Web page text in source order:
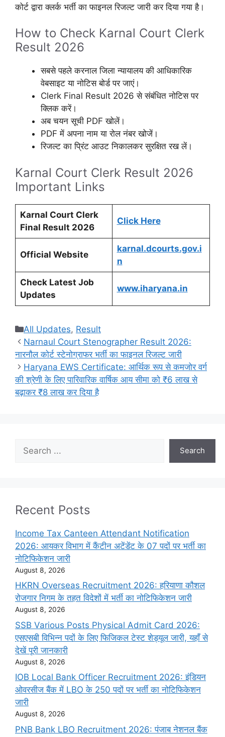
कोर्ट द्वारा क्लर्क भर्ती का फाइनल रिजल्ट जारी कर दिया गया है।
How to Check Karnal Court Clerk
Result 2026
सबसे पहले करनाल जिला न्यायालय की आधिकारिक
वेबसाइट या नोटिस बोर्ड पर जाएं।
Clerk Final Result 2026 से संबंधित नोटिस पर
क्लिक करें।
अब चयन सूची PDF खोलें।
PDF में अपना नाम या रोल नंबर खोजें।
रिजल्ट का प्रिंट आउट निकालकर सुरक्षित रख लें।
Karnal Court Clerk Result 2026
Important Links
Karnal Court Clerk
Final Result 2026
Click Here
Official Website
karnal.dcourts.gov.i
n
Check Latest Job
Updates
www.iharyana.in
Categories
All Updates, Result
Narnaul Court Stenographer Result 2026:
नारनौल कोर्ट स्टेनोग्राफर भर्ती का फाइनल रिजल्ट जारी
Haryana EWS Certificate: आर्थिक रूप से कमजोर वर्ग
की श्रेणी के लिए पारिवारिक वार्षिक आय सीमा को ₹6 लाख से
बढ़ाकर ₹8 लाख कर दिया है
Search
Recent Posts
Income Tax Canteen Attendant Notification
2026: आयकर विभाग में कैंटीन अटेंडेंट के 07 पदों पर भर्ती का
नोटिफिकेशन जारी
August 8, 2026
HKRN Overseas Recruitment 2026: हरियाणा कौशल
रोजगार निगम के तहत विदेशों में भर्ती का नोटिफिकेशन जारी
August 8, 2026
SSB Various Posts Physical Admit Card 2026:
एसएसबी विभिन्न पदों के लिए फिजिकल टेस्ट शेड्यूल जारी, यहाँ से
देखें पूरी जानकारी
August 8, 2026
IOB Local Bank Officer Recruitment 2026: इंडियन
ओवरसीज बैंक में LBO के 250 पदों पर भर्ती का नोटिफिकेशन
जारी
August 8, 2026
PNB Bank LBO Recruitment 2026: पंजाब नेशनल बैंक